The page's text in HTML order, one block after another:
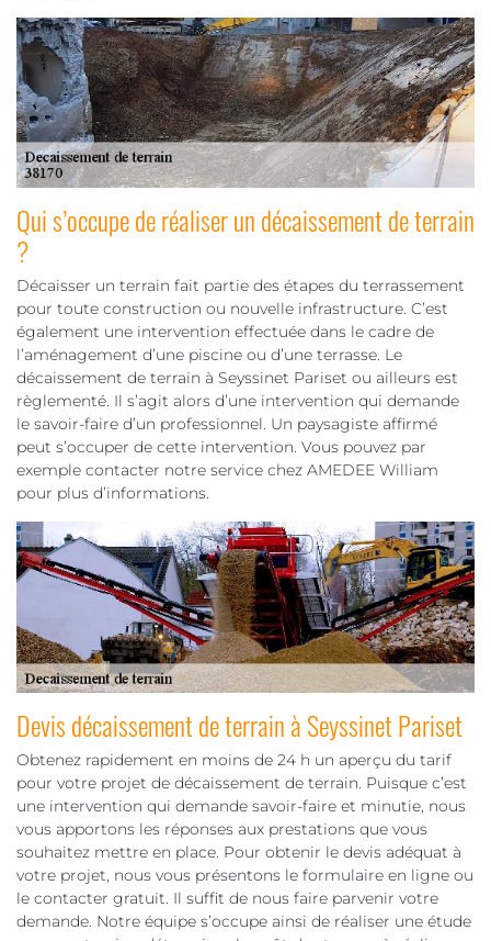
Qui s’occupe de réaliser un décaissement de terrain
?
Décaisser un terrain fait partie des étapes du terrassement
pour toute construction ou nouvelle infrastructure. C’est
également une intervention effectuée dans le cadre de
l’aménagement d’une piscine ou d’une terrasse. Le
décaissement de terrain à Seyssinet Pariset ou ailleurs est
règlementé. Il s’agit alors d’une intervention qui demande
le savoir-faire d’un professionnel. Un paysagiste affirmé
peut s’occuper de cette intervention. Vous pouvez par
exemple contacter notre service chez AMEDEE William
pour plus d’informations.
Devis décaissement de terrain à Seyssinet Pariset
Obtenez rapidement en moins de 24 h un aperçu du tarif
pour votre projet de décaissement de terrain. Puisque c’est
une intervention qui demande savoir-faire et minutie, nous
vous apportons les réponses aux prestations que vous
souhaitez mettre en place. Pour obtenir le devis adéquat à
votre projet, nous vous présentons le formulaire en ligne ou
le contacter gratuit. Il suffit de nous faire parvenir votre
demande. Notre équipe s’occupe ainsi de réaliser une étude